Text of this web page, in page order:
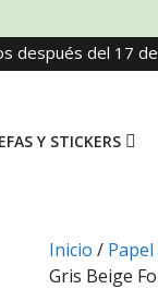
después del 17
Y STICKERS
Inicio /
Gris Beige